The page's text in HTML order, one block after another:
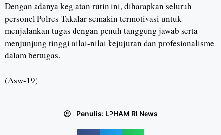
Dengan adanya kegiatan rutin ini, diharapkan seluruh
personel Polres Takalar semakin termotivasi untuk
menjalankan tugas dengan penuh tanggung jawab serta
menjunjung tinggi nilai-nilai kejujuran dan profesionalisme
dalam bertugas.
(Asw-19)
Penulis: LPHAM RI News